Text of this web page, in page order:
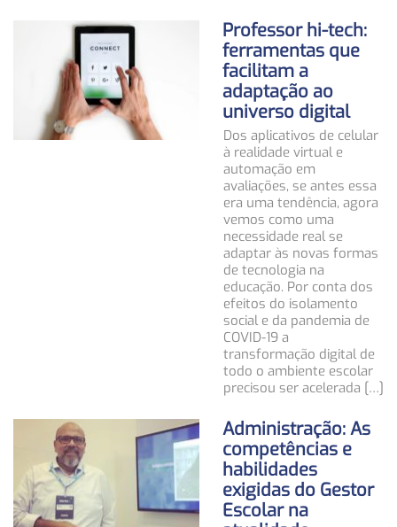
Professor hi-tech:
ferramentas que
facilitam a
adaptação ao
universo digital
Dos aplicativos de celular
à realidade virtual e
automação em
avaliações, se antes essa
era uma tendência, agora
vemos como uma
necessidade real se
adaptar às novas formas
de tecnologia na
educação. Por conta dos
efeitos do isolamento
social e da pandemia de
COVID-19 a
transformação digital de
todo o ambiente escolar
precisou ser acelerada […]
Administração: As
competências e
habilidades
exigidas do Gestor
Escolar na